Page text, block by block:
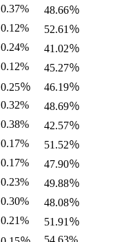
0.37%
48.66％
0.12%
52.61％
0.24%
41.02％
0.12%
45.27％
0.25％
46.19％
0.32%
48.69％
0.38%
42.57％
0.17%
51.52％
0.17%
47.90％
0.23%
49.88％
0.30%
48.08％
0.21%
51.91％